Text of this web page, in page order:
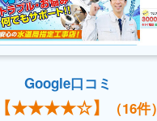
Google口コミ
★★★★☆】 （16件）